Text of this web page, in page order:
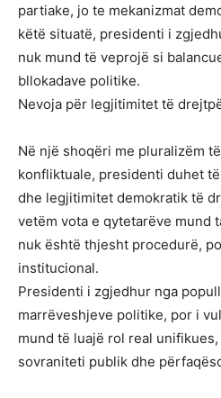
partiake, jo te mekanizmat
këtë situatë, presidenti i
nuk mund të veprojë si
bllokadave politike.
Nevoja për legjitimitet të
Në një shoqëri me pluralizëm
konfliktuale, presidenti duhet
dhe legjitimitet demokratik të
vetëm vota e qytetarëve mund
nuk është thjesht procedurë,
institucional.
Presidenti i zgjedhur nga
marrëveshjeve politike, por i
mund të luajë rol real
sovraniteti publik dhe